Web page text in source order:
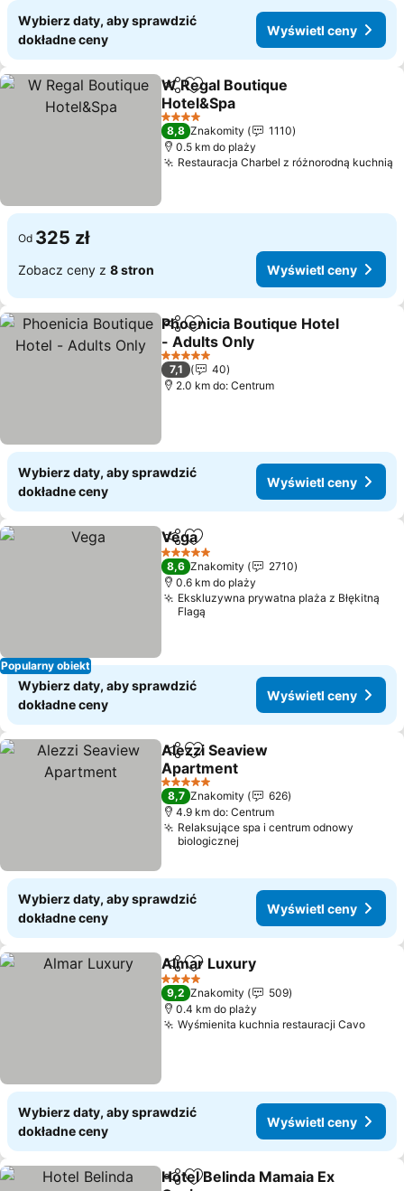
Wybierz daty, aby sprawdzić
dokładne ceny
Wyświetl ceny
Udostępnij
Dodaj do ulubionych
W Regal Boutique
Hotel&Spa
4 Kategoria
8,8 Znakomity
1110
0.5 km do plaży
Restauracja Charbel z różnorodną kuchnią
Od 325 zł
Zobacz ceny z 8 stron Wyświetl ceny
Udostępnij
Dodaj do ulubionych
Phoenicia Boutique Hotel
- Adults Only
5 Kategoria
7,1
40
2.0 km do: Centrum
Wybierz daty, aby sprawdzić
dokładne ceny
Wyświetl ceny
Popularny obiekt
UdostępnijDodaj do ulubionych
Vega
5 Kategoria
8,6 Znakomity
2710
0.6 km do plaży
Ekskluzywna prywatna plaża z Błękitną
Flagą
Wybierz daty, aby sprawdzić
dokładne ceny
Wyświetl ceny
Udostępnij
Dodaj do ulubionych
Alezzi Seaview
Apartment
5 Kategoria
8,7 Znakomity
626
4.9 km do: Centrum
Relaksujące spa i centrum odnowy
biologicznej
Wybierz daty, aby sprawdzić
dokładne ceny
Wyświetl ceny
Udostępnij
Dodaj do ulubionych
Almar Luxury
4 Kategoria
9,2 Znakomity
509
0.4 km do plaży
Wyśmienita kuchnia restauracji Cavo
Wybierz daty, aby sprawdzić
dokładne ceny
Wyświetl ceny
Udostępnij
Dodaj do ulubionych
Hotel Belinda Mamaia Ex